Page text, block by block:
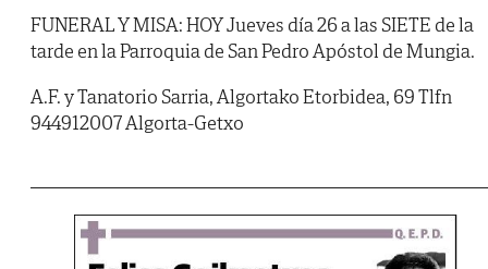
FUNERAL Y MISA: HOY Jueves día 26 a las SIETE de la
tarde en la Parroquia de San Pedro Apóstol de Mungia.
A.F. y Tanatorio Sarria, Algortako Etorbidea, 69 Tlfn
944912007 Algorta-Getxo